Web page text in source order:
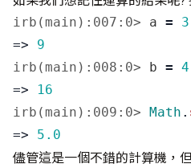
irb(main):007:0> a = 3
=>
9
irb(main):008:0>
b = 4
=>
16
irb(main):009:0> Math .
=>
5.0
儘管這是一個不錯的計算機，